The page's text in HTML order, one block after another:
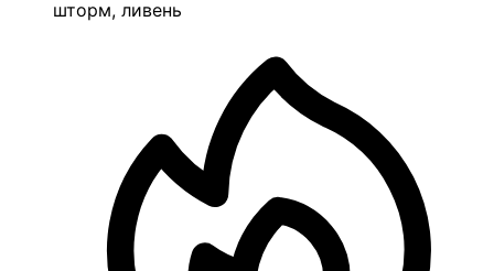
шторм, ливень